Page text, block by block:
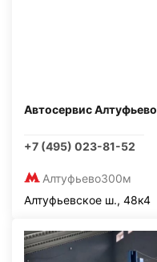
Автосервис Алтуфьево
+7 (495) 023-81-52
Алтуфьево300м
Алтуфьевское ш., 48к4